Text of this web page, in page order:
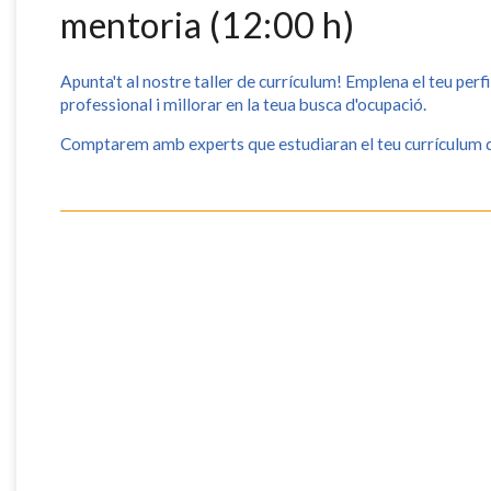
mentoria (12:00 h)
Apunta't al nostre taller de currículum! Emplena el teu
professional i millorar en la teua busca d'ocupació.
Comptarem amb experts que estudiaran el teu